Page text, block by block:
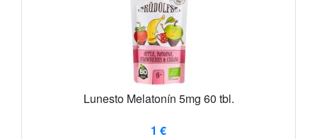
Lunesto Melatonín 5mg 60 tbl.
1 €